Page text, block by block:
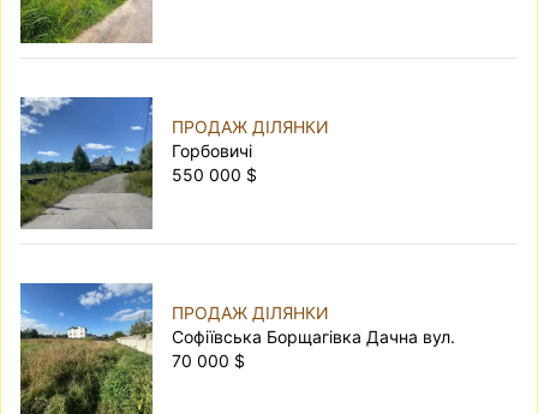
ПРОДАЖ ДІЛЯНКИ
Горбовичі
550 000 $
ПРОДАЖ ДІЛЯНКИ
Софіївська Борщагівка Дачна вул.
70 000 $